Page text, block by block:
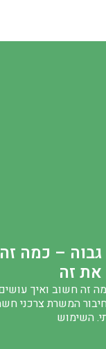
– כמה זה
את זה
זה חשוב ואיך
המשרת צרכני
השימוש